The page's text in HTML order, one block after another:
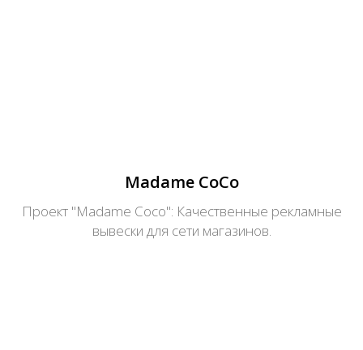
Madame CoCo
Проект "Madame Coco": Качественные рекламные
вывески для сети магазинов.